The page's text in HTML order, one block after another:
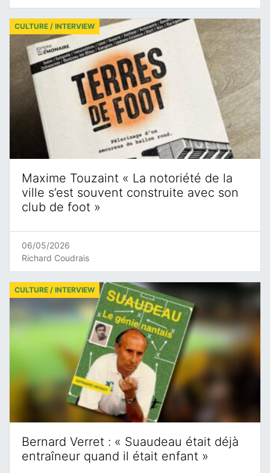
Maxime Touzaint « La notoriété de la
ville s’est souvent construite avec son
club de foot »
CULTURE / INTERVIEW
06/05/2026
Richard Coudrais
Bernard Verret : « Suaudeau était déjà
entraîneur quand il était enfant »
CULTURE / INTERVIEW